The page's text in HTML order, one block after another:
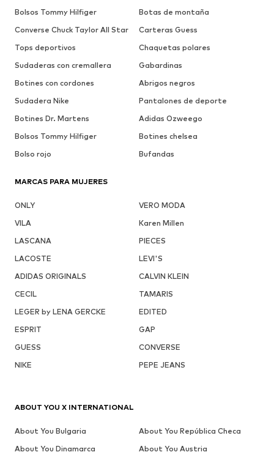
Bolsos Tommy Hilfiger
Botas de montaña
Converse Chuck Taylor All Star
Carteras Guess
Tops deportivos
Chaquetas polares
Sudaderas con cremallera
Gabardinas
Botines con cordones
Abrigos negros
Sudadera Nike
Pantalones de deporte
Botines Dr. Martens
Adidas Ozweego
Bolsos Tommy Hilfiger
Botines chelsea
Bolso rojo
Bufandas
MARCAS PARA MUJERES
ONLY
VERO MODA
VILA
Karen Millen
LASCANA
PIECES
LACOSTE
LEVI'S
ADIDAS ORIGINALS
CALVIN KLEIN
CECIL
TAMARIS
LEGER by LENA GERCKE
EDITED
ESPRIT
GAP
GUESS
CONVERSE
NIKE
PEPE JEANS
ABOUT YOU X INTERNATIONAL
About You Bulgaria
About You República Checa
About You Dinamarca
About You Austria